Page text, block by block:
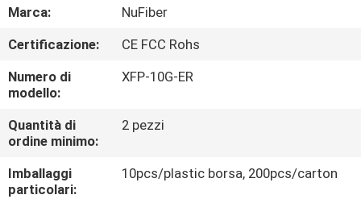
GIRO
DELLA
FABBRICA
CONTROLLO
DI
QUALITÀ
Marca:
NuFiber
Certificazione:
CE FCC Rohs
Numero di
modello:
XFP-10G-ER
Quantità di
ordine minimo:
2 pezzi
Imballaggi
particolari:
10pcs/plastic borsa, 200pcs/carton